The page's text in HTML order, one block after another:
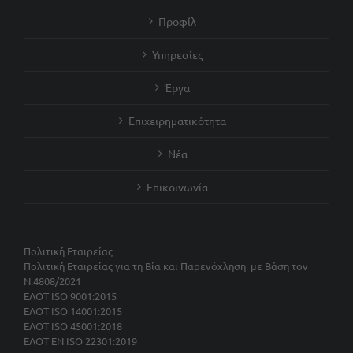
Προφίλ
Υπηρεσίες
Έργα
Επιχειρηματικότητα
Νέα
Επικοινωνία
Πολιτική Εταιρείας
Πολιτική Εταιρείας για τη Βία και Παρενόχληση με Βάση τον
Ν.4808/2021
ΕΛΟΤ ISO 9001:2015
ΕΛΟΤ ISO 14001:2015
ΕΛΟΤ ISO 45001:2018
ΕΛΟΤ ΕΝ ISO 22301:2019